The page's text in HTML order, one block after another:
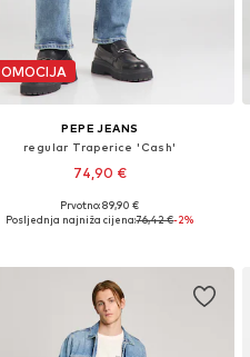
PEPE JEANS
regular Traperice 'Cash'
74,90 €
+ 2
Dostupno u više veličina
Prvotno: 89,90 €
Posljednja najniža cijena:76,42 €-2%